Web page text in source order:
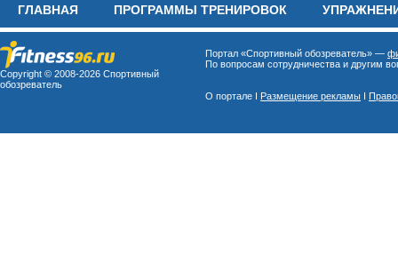
ГЛАВНАЯ ПРОГРАММЫ ТРЕНИРОВОК
Copyright © 2008-2026 Спортивный
обозреватель
Портал «Спортивный обозреватель» —
По вопросам сотрудничества и другим
О портале I Размещение рекламы I